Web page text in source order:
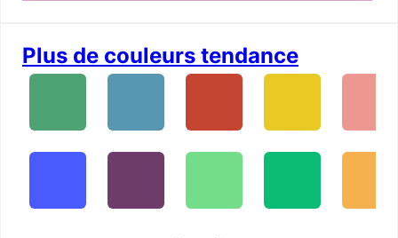
Plus de couleurs tendance